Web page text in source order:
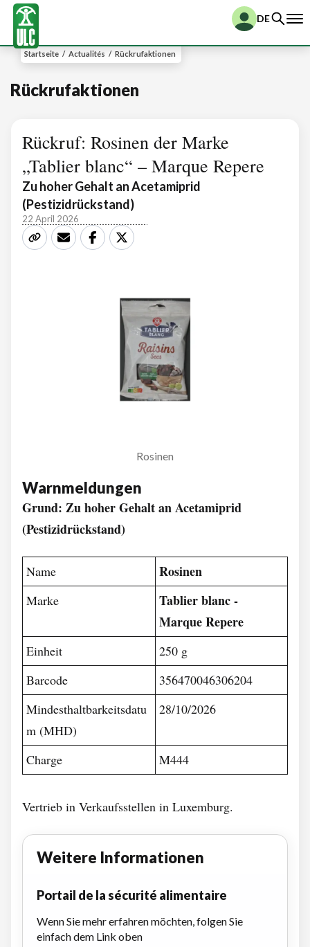
DE
Startseite / Actualités / Rückrufaktionen
Rückrufaktionen
Rückruf: Rosinen der Marke
„Tablier blanc“ – Marque Repere
Zu hoher Gehalt an Acetamiprid
(Pestizidrückstand)
22 April 2026
Rosinen
Warnmeldungen
Grund: Zu hoher Gehalt an Acetamiprid
(Pestizidrückstand)
Name Rosinen
Marke
Tablier blanc -
Marque Repere
Einheit
250 g
Barcode
356470046306204
Mindesthaltbarkeitsdatu
m (MHD)
28/10/2026
Charge M444
Vertrieb in Verkaufsstellen in Luxemburg.
Weitere Informationen
Portail de la sécurité alimentaire
Wenn Sie mehr erfahren möchten, folgen Sie
einfach dem Link oben